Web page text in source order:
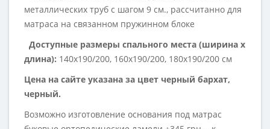
металлических труб с шагом 9 см., рассчитанно для
матраса на связанном пружинном блоке
Доступные размеры спального места (ширина х
длина): 140х190/200, 160х190/200, 180х190/200 см
Цена на сайте указана за цвет черный бархат,
черный.
Возможно изготовление основания под матрас